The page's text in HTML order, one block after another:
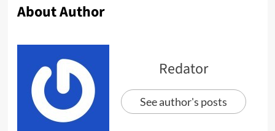
About Author
Redator
See author's posts